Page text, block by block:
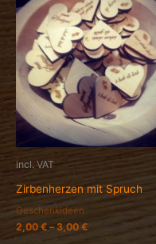
incl. VAT
Zirbenherzen mit Spruch
Geschenkideen
2,00 € –3,00 €